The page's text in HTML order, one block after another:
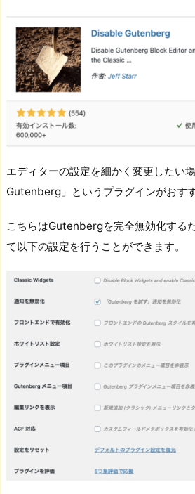
エディターの設定を細かく変更したい
Gutenberg」というプラグインがおすす
こちらはGutenbergを完全無効化する
て以下の設定を行うことができます。